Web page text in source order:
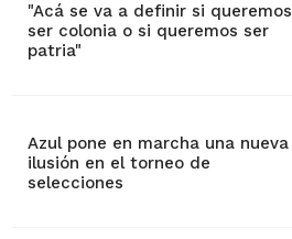
"Acá se va a definir si queremos
ser colonia o si queremos ser
patria"
Azul pone en marcha una nueva
ilusión en el torneo de
selecciones